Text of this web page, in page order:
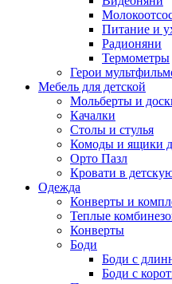
Питание и
Радионяни
Термометры
Герои
Мебель для детской
Мольберты и
Качалки
Столы и стулья
Комоды и ящики
Орто Пазл
Кровати в
Одежда
Конверты и
Теплые
Конверты
Боди
Боди с
Боди с